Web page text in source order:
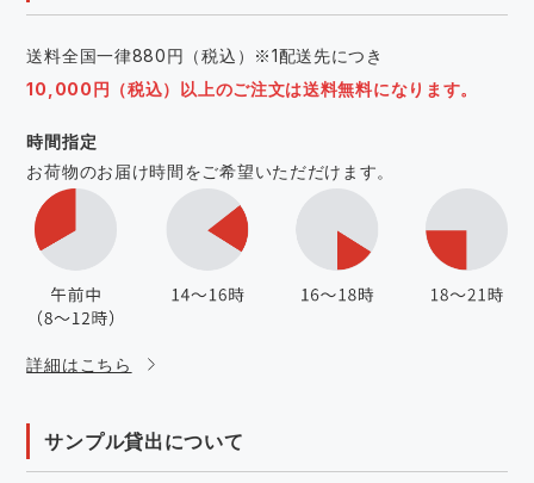
送料全国一律880円（税込）※1配送先につき
10,000円（税込）以上のご注文は送料無料になります。
時間指定
お荷物のお届け時間をご希望いただだけます。
詳細はこちら
サンプル貸出について